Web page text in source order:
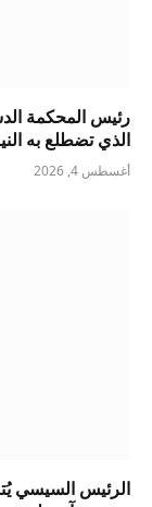
رئيس المحكمة
الذي تضطلع به
أغسطس 4, 2026
الرئيس السيسي